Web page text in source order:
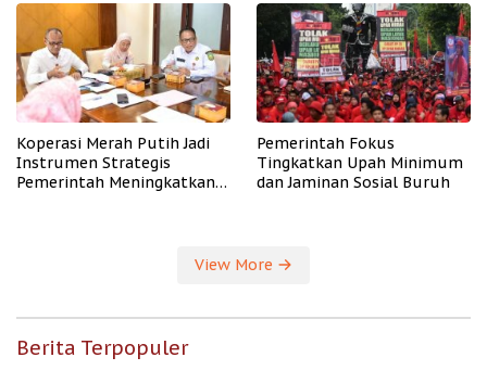
Koperasi Merah Putih Jadi
Instrumen Strategis
Pemerintah Meningkatkan
Pemerintah Fokus
Tingkatkan Upah Minimum
dan Jaminan Sosial Buruh
View More
Berita Terpopuler